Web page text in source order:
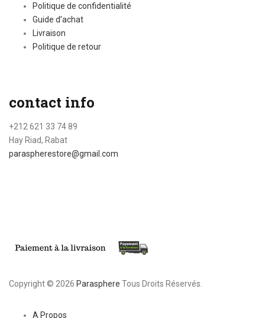
Politique de confidentialité
Guide d’achat
Livraison
Politique de retour
contact info
+212 621 33 74 89
Hay Riad, Rabat
paraspherestore@gmail.com
Copyright © 2026 Parasphere Tous Droits Réservés.
A Propos